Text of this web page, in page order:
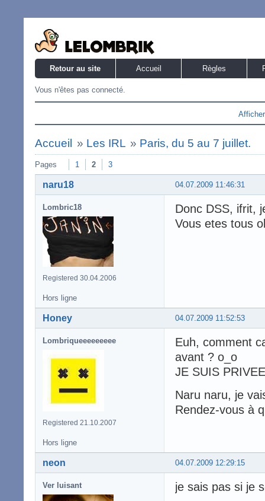
Retour au site Accueil Règles
Vous n'êtes pas connecté.
Accueil » Les IRL » Paris, du 5 au 7 juillet.
Pages 1 2 3
04.07.2009 11:46:31
naru18
Lombric18
Registered 30.04.2006
Donc DSS, ifrit,
Vous etes tous
Hors ligne
04.07.2009 11:52:53
Honey
Lombriqueeeeeeeee
Registered 21.10.2007
Euh, comment
avant ? o_o
JE SUIS
Naru naru, je
Rendez-vous à
Hors ligne
04.07.2009 12:29:15
neon
Ver luisant je sais pas si je